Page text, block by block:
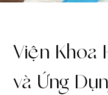
Viện Khoa
và Ứng